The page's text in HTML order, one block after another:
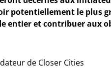
potentiellement le plus
entier et contribuer aux
de Closer Cities